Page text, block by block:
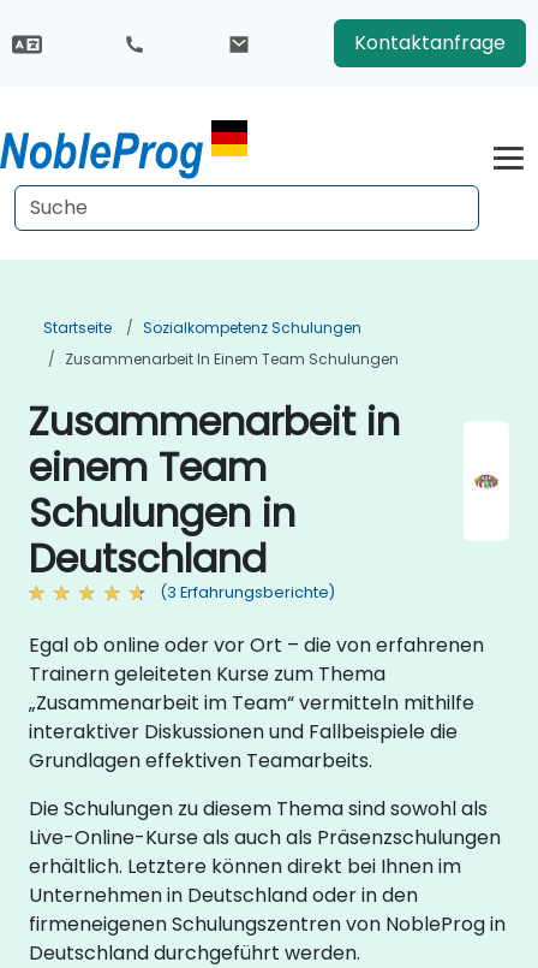
Kontaktanfrage
Startseite
Sozialkompetenz Schulungen
Zusammenarbeit In Einem Team Schulungen
Zusammenarbeit in
einem Team
Schulungen in
Deutschland
(3 Erfahrungsberichte)
Egal ob online oder vor Ort – die von erfahrenen
Trainern geleiteten Kurse zum Thema
„Zusammenarbeit im Team“ vermitteln mithilfe
interaktiver Diskussionen und Fallbeispiele die
Grundlagen effektiven Teamarbeits.
Die Schulungen zu diesem Thema sind sowohl als
Live-Online-Kurse als auch als Präsenzschulungen
erhältlich. Letztere können direkt bei Ihnen im
Unternehmen in Deutschland oder in den
firmeneigenen Schulungszentren von NobleProg in
Deutschland durchgeführt werden.